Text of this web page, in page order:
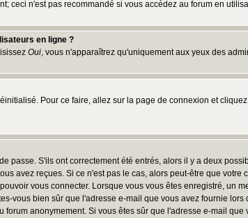
ceci n'est pas recommandé si vous accédez au forum en
en ligne ?
Oui, vous n'apparaîtrez qu'uniquement aux yeux des
Pour ce faire, allez sur la page de connexion et
passe. S'ils ont correctement été entrés, alors il y a deux
avez reçues. Si ce n'est pas le cas, alors peut-être que
vous connecter. Lorsque vous vous êtes enregistré, un
vous bien sûr que l'adresse e-mail que vous avez fournie
anonymement. Si vous êtes sûr que l'adresse e-mail